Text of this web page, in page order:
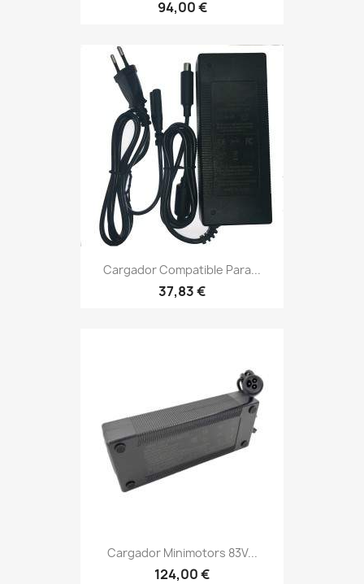
94,00 €
Cargador Compatible Para...
37,83 €
Cargador Minimotors 83V...
124,00 €